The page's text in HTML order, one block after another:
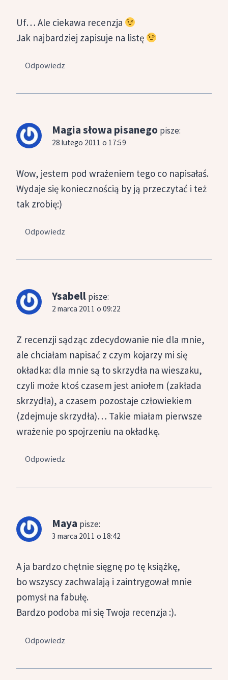
Uf… Ale ciekawa recenzja
Jak najbardziej zapisuje na listę
Odpowiedz
Magia słowa pisanego pisze:
28 lutego 2011 o 17:59
Wow, jestem pod wrażeniem tego co napisałaś.
Wydaje się koniecznością by ją przeczytać i też
tak zrobię:)
Odpowiedz
Ysabell pisze:
2 marca 2011 o 09:22
Z recenzji sądząc zdecydowanie nie dla mnie,
ale chciałam napisać z czym kojarzy mi się
okładka: dla mnie są to skrzydła na wieszaku,
czyli może ktoś czasem jest aniołem (zakłada
skrzydła), a czasem pozostaje człowiekiem
(zdejmuje skrzydła)… Takie miałam pierwsze
wrażenie po spojrzeniu na okładkę.
Odpowiedz
Maya pisze:
3 marca 2011 o 18:42
A ja bardzo chętnie sięgnę po tę książkę,
bo wszyscy zachwalają i zaintrygował mnie
pomysł na fabułę.
Bardzo podoba mi się Twoja recenzja :).
Odpowiedz